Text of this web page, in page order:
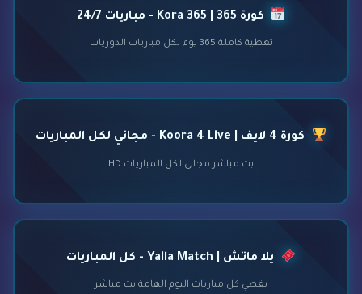
كورة 365 | Kora 365 - مباريات 24/7
تغطية كاملة 365 يوم لكل مباريات الدوريات
كورة 4 لايف | Koora 4 Live - مجاني لكل المباريات
بث مباشر مجاني لكل المباريات HD
يلا ماتش | Yalla Match - كل المباريات
يغطي كل مباريات اليوم الهامة بث مباشر